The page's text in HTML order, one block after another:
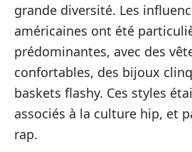
grande diversité. Les
américaines ont été
prédominantes, avec des
confortables, des bijoux
baskets flashy. Ces styles
associés à la culture hip, et
rap.